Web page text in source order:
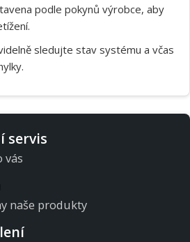
podle pokynů výrobce, aby
sledujte stav systému a včas
servis
vás
naše produkty